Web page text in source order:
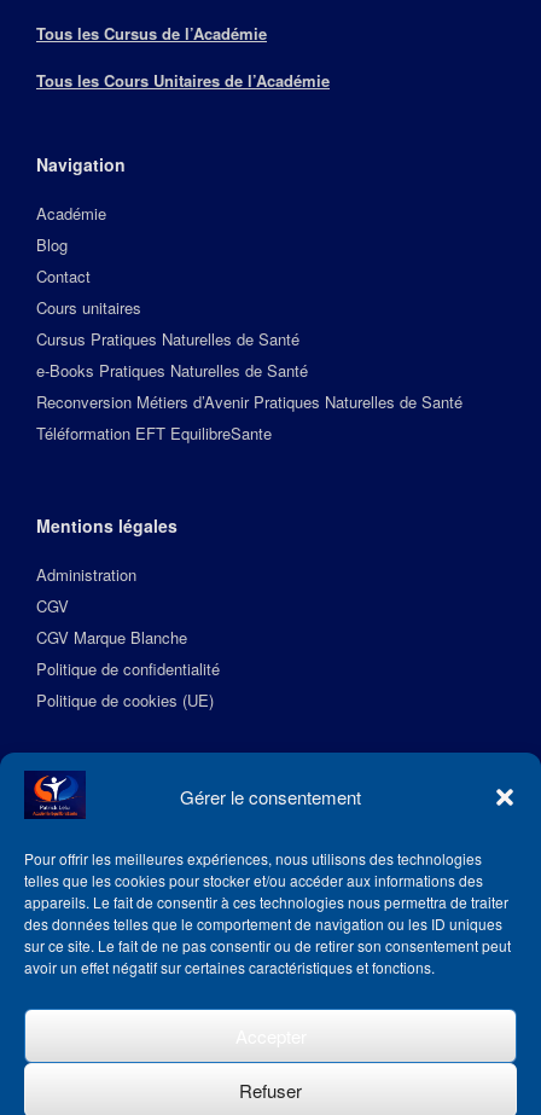
Gérer le consentement
Pour offrir les meilleures expériences, nous utilisons des technologies
telles que les cookies pour stocker et/ou accéder aux informations des
appareils. Le fait de consentir à ces technologies nous permettra de traiter
des données telles que le comportement de navigation ou les ID uniques
sur ce site. Le fait de ne pas consentir ou de retirer son consentement peut
avoir un effet négatif sur certaines caractéristiques et fonctions.
Refuser
Tous les Cursus de l’Académie
Tous les Cours Unitaires de l’Académie
Navigation
Académie
Blog
Contact
Cours unitaires
Cursus Pratiques Naturelles de Santé
e-Books Pratiques Naturelles de Santé
Reconversion Métiers d’Avenir Pratiques Naturelles de Santé
Téléformation EFT EquilibreSante
Mentions légales
Administration
CGV
CGV Marque Blanche
Politique de confidentialité
Politique de cookies (UE)
Suivez l’Académie EquilibreSante